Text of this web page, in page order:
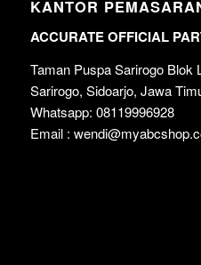
KANTOR
ACCURATE OFFICIAL
Taman Puspa Sarirogo Blok
Sarirogo, Sidoarjo, Jawa
Whatsapp: 08119996928
Email :